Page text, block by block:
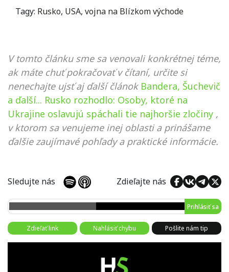
Tagy: Rusko, USA, vojna na Blízkom východe
V tomto článku sme sa venovali konkrétnej téme,
ak máte chuť pokračovať v čítaní, určite si
nenechajte ujsť aj ďalší článok Bandera, Šuchevič
a ďalší... Rusko rozhodlo: Osoby, ktoré na
Ukrajine oslavujú spáchali tie najhoršie zločiny ,
v ktorom sa venujeme inej oblasti a prinášame
ďalšie zaujímavé pohľady a praktické informácie.
Sledujte nás Zdieľajte nás
Prihlásiť sa
Zdieľať link Nahlásiť chybu Pošlite nám tip